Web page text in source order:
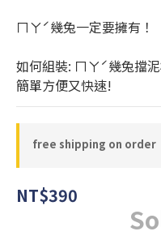
ㄇㄚˊ幾兔一定要擁有！
如何組裝: ㄇㄚˊ幾兔擋
簡單方便又快速!
free shipping on order
NT$390